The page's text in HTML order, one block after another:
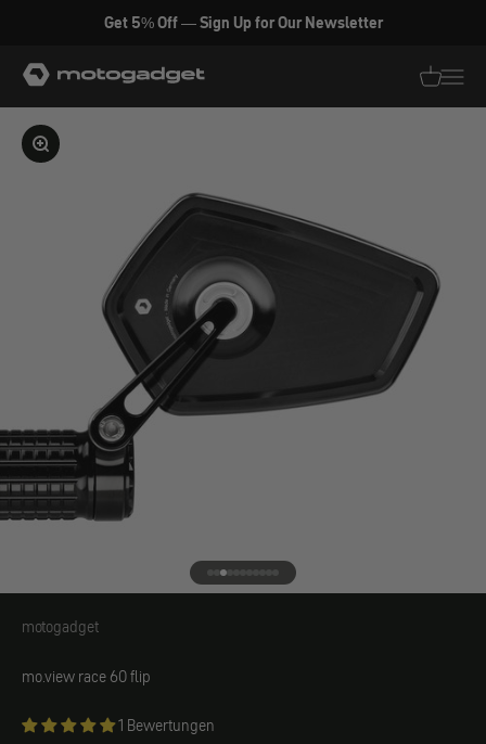
Zum Inhalt springen
Get 5% Off — Sign Up for Our Newsletter
motogadget GmbH
Bild vergrößern
Gehe zu Element 1
Gehe zu Element 2
Gehe zu Element 3
Gehe zu Element 4
Gehe zu Element 5
Gehe zu Element 6
Gehe zu Element 7
Gehe zu Element 8
Gehe zu Element 9
Gehe zu Element 10
Gehe zu Element 11
motogadget
motogadget
mo.view race 60 flip
1 Bewertungen